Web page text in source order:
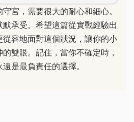
宮，需要很大的耐心和細心。
承受。希望這篇從實戰經驗出
容地面對這個狀況，讓你的小
雙眼。記住，當你不確定時，
是最負責任的選擇。